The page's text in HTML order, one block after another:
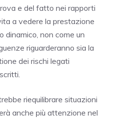
e del fatto nei rapporti
a vedere la prestazione
dinamico, non come un
riguarderanno sia la
dei rischi legati
riequilibrare situazioni
anche più attenzione nel